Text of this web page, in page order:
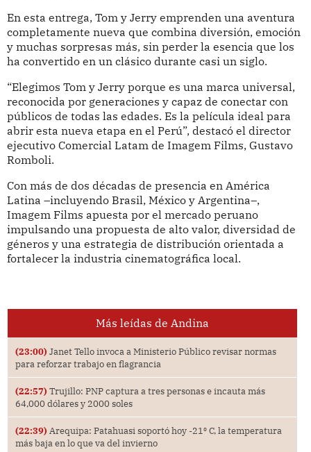
En esta entrega, Tom y Jerry emprenden una aventura
completamente nueva que combina diversión, emoción
y muchas sorpresas más, sin perder la esencia que los
ha convertido en un clásico durante casi un siglo.
“Elegimos Tom y Jerry porque es una marca universal,
reconocida por generaciones y capaz de conectar con
públicos de todas las edades. Es la película ideal para
abrir esta nueva etapa en el Perú”, destacó el director
ejecutivo Comercial Latam de Imagem Films, Gustavo
Romboli.
Con más de dos décadas de presencia en América
Latina –incluyendo Brasil, México y Argentina–,
Imagem Films apuesta por el mercado peruano
impulsando una propuesta de alto valor, diversidad de
géneros y una estrategia de distribución orientada a
fortalecer la industria cinematográfica local.
Más leídas de Andina
(23:00) Janet Tello invoca a Ministerio Público revisar normas
para reforzar trabajo en flagrancia
(22:57) Trujillo: PNP captura a tres personas e incauta más
64,000 dólares y 2000 soles
(22:39) Arequipa: Patahuasi soportó hoy -21⁰ C, la temperatura
más baja en lo que va del invierno